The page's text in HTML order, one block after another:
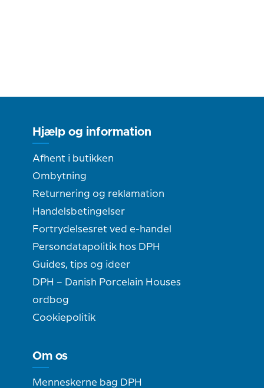
Hjælp og information
Afhent i butikken
Ombytning
Returnering og reklamation
Handelsbetingelser
Fortrydelsesret ved e-handel
Persondatapolitik hos DPH
Guides, tips og ideer
DPH – Danish Porcelain Houses
ordbog
Cookiepolitik
Om os
Menneskerne bag DPH